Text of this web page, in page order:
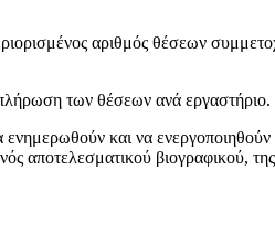
αριθμός θέσεων
των θέσεων ανά
ενημερωθούν και να
αποτελεσματικού βιογραφικού,